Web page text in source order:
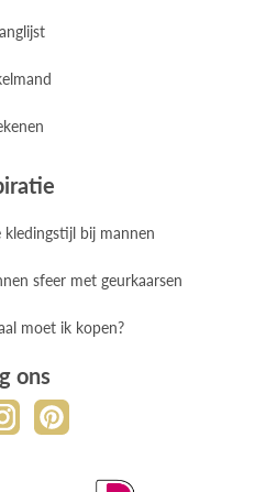
bij mannen
sfeer met geurkaarsen
moet ik kopen?
ons